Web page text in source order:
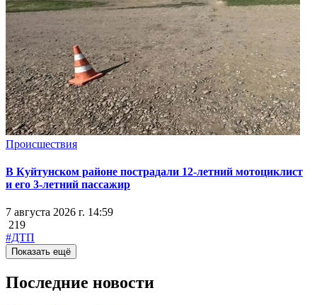
Происшествия
В Куйтунском районе пострадали 12-летний мотоциклист
и его 3-летний пассажир
7 августа 2026 г. 14:59
219
#ДТП
Показать ещё
Последние новости